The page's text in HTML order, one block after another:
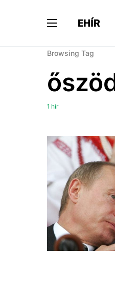
EHÍR
Browsing Tag
1 hír